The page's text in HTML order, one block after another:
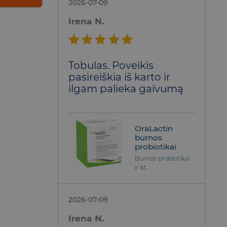
2026-07-09
Irena N.
5iš 5
Tobulas. Poveikis
pasireiškia iš karto ir
ilgam palieka gaivumą
OraLactin
burnos
probiotikai
Burnos probiotikai
ir kt.
2026-07-09
Irena N.